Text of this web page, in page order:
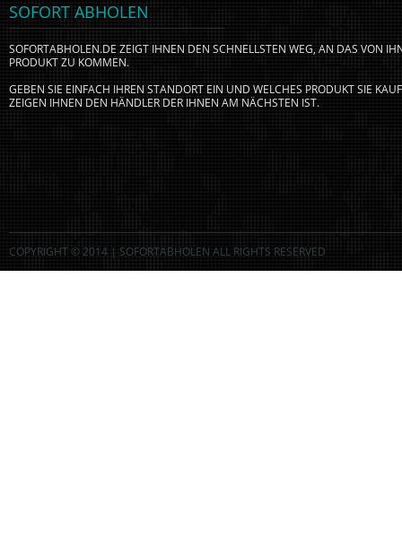
SOFORT ABHOLEN
SOFORTABHOLEN.DE ZEIGT IHNEN DEN SCHNELLSTEN WEG, AN DAS VON
PRODUKT ZU KOMMEN.
GEBEN SIE EINFACH IHREN STANDORT EIN UND WELCHES PRODUKT SIE
ZEIGEN IHNEN DEN HÄNDLER DER IHNEN AM NÄCHSTEN IST.
COPYRIGHT © 2014 | SOFORTABHOLEN ALL RIGHTS RESERVED